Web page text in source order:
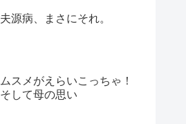
夫源病、まさにそれ。
ムスメがえらいこっちゃ！
そして母の思い